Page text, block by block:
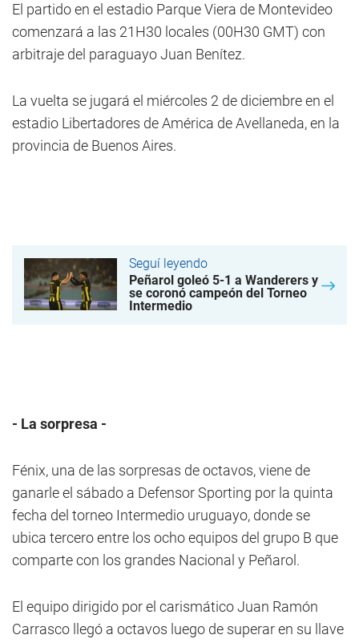
El partido en el estadio Parque Viera de Montevideo
comenzará a las 21H30 locales (00H30 GMT) con
arbitraje del paraguayo Juan Benítez.
La vuelta se jugará el miércoles 2 de diciembre en el
estadio Libertadores de América de Avellaneda, en la
provincia de Buenos Aires.
Seguí leyendo
Peñarol goleó 5-1 a Wanderers y
se coronó campeón del Torneo
Intermedio
- La sorpresa -
Fénix, una de las sorpresas de octavos, viene de
ganarle el sábado a Defensor Sporting por la quinta
fecha del torneo Intermedio uruguayo, donde se
ubica tercero entre los ocho equipos del grupo B que
comparte con los grandes Nacional y Peñarol.
El equipo dirigido por el carismático Juan Ramón
Carrasco llegó a octavos luego de superar en su llave